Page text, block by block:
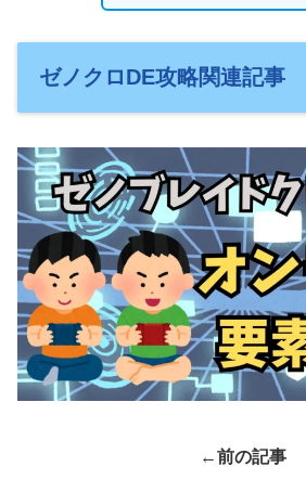
ゼノクロDE攻略関連記事
←前の記事